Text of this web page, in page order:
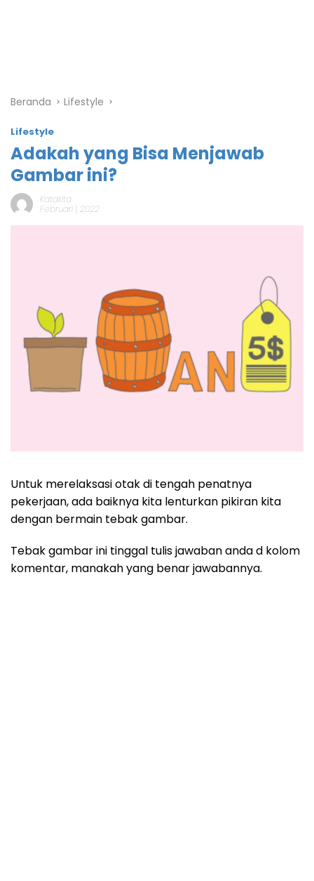
Beranda Lifestyle
Lifestyle
Adakah yang Bisa Menjawab
Gambar ini?
Katakita
Februari 1, 2022
Untuk merelaksasi otak di tengah penatnya
pekerjaan, ada baiknya kita lenturkan pikiran kita
dengan bermain tebak gambar.
Tebak gambar ini tinggal tulis jawaban anda d kolom
komentar, manakah yang benar jawabannya.